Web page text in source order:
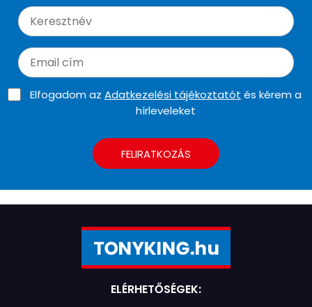
Elfogadom az Adatkezelési tájékoztatót és kérem a
hírleveleket
FELIRATKOZÁS
ELÉRHETŐSÉGEK: